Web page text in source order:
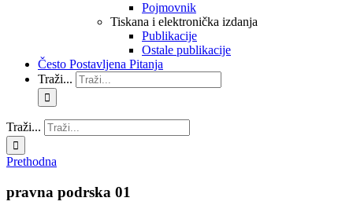
Pojmovnik
Tiskana i elektronička izdanja
Publikacije
Ostale publikacije
Često Postavljena Pitanja
Traži...
Traži...
Prethodna
pravna podrska 01